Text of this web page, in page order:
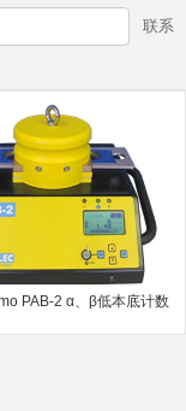
联系
PAB-2 α、β低本底计数